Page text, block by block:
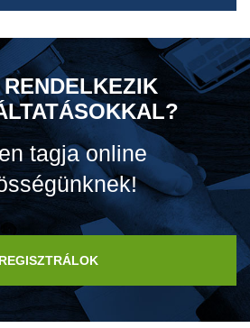
tagja online
REGISZTRÁLOK